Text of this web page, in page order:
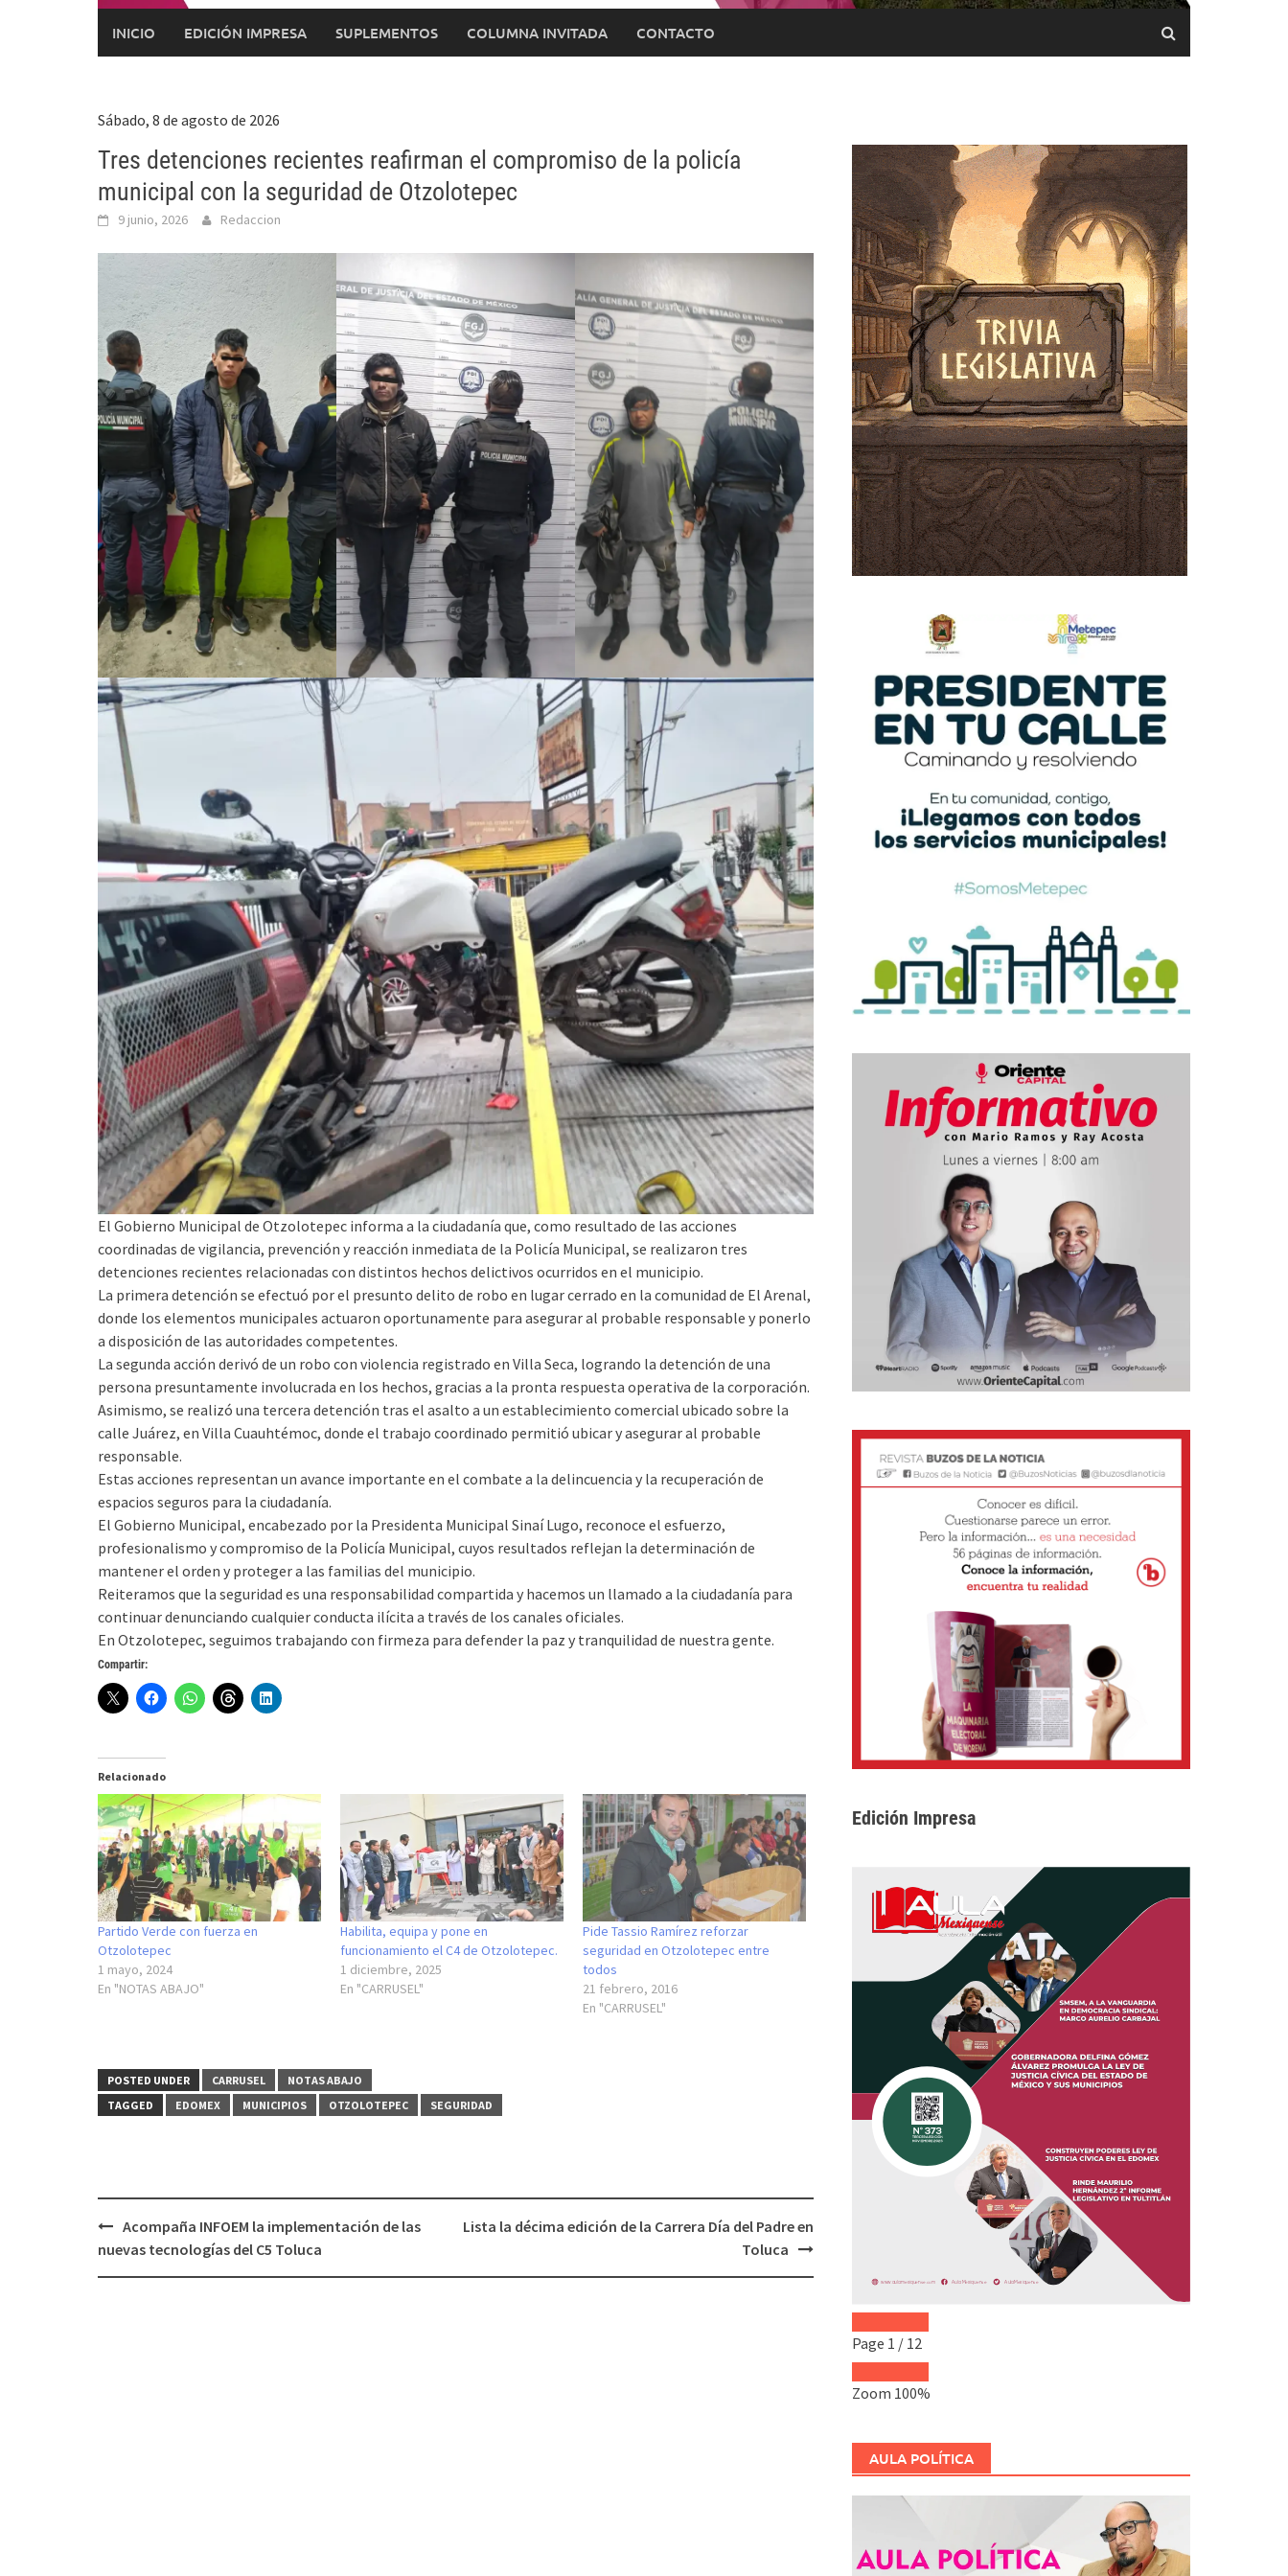
INICIO EDICIÓN IMPRESA SUPLEMENTOS COLUMNA INVITADA CONTACTO
Sábado, 8 de agosto de 2026
Tres detenciones recientes reafirman el compromiso de la policía
municipal con la seguridad de Otzolotepec
9 junio, 2026 Redaccion
El Gobierno Municipal de Otzolotepec informa a la ciudadanía que, como resultado de las acciones
coordinadas de vigilancia, prevención y reacción inmediata de la Policía Municipal, se realizaron tres
detenciones recientes relacionadas con distintos hechos delictivos ocurridos en el municipio.
La primera detención se efectuó por el presunto delito de robo en lugar cerrado en la comunidad de El Arenal,
donde los elementos municipales actuaron oportunamente para asegurar al probable responsable y ponerlo
a disposición de las autoridades competentes.
La segunda acción derivó de un robo con violencia registrado en Villa Seca, logrando la detención de una
persona presuntamente involucrada en los hechos, gracias a la pronta respuesta operativa de la corporación.
Asimismo, se realizó una tercera detención tras el asalto a un establecimiento comercial ubicado sobre la
calle Juárez, en Villa Cuauhtémoc, donde el trabajo coordinado permitió ubicar y asegurar al probable
responsable.
Estas acciones representan un avance importante en el combate a la delincuencia y la recuperación de
espacios seguros para la ciudadanía.
El Gobierno Municipal, encabezado por la Presidenta Municipal Sinaí Lugo, reconoce el esfuerzo,
profesionalismo y compromiso de la Policía Municipal, cuyos resultados reflejan la determinación de
mantener el orden y proteger a las familias del municipio.
Reiteramos que la seguridad es una responsabilidad compartida y hacemos un llamado a la ciudadanía para
continuar denunciando cualquier conducta ilícita a través de los canales oficiales.
En Otzolotepec, seguimos trabajando con firmeza para defender la paz y tranquilidad de nuestra gente.
Compartir:
Relacionado
Partido Verde con fuerza en
Otzolotepec
1 mayo, 2024
En "NOTAS ABAJO"
Habilita, equipa y pone en
funcionamiento el C4 de Otzolotepec.
1 diciembre, 2025
En "CARRUSEL"
Pide Tassio Ramírez reforzar
seguridad en Otzolotepec entre
todos
21 febrero, 2016
En "CARRUSEL"
POSTED UNDER CARRUSEL
NOTAS ABAJO
TAGGED
EDOMEX MUNICIPIOS OTZOLOTEPEC SEGURIDAD
Post
navigation
Acompaña INFOEM la implementación de las
nuevas tecnologías del C5 Toluca
Lista la décima edición de la Carrera Día del Padre en
Toluca
Edición Impresa
Page 1 / 12
Zoom 100%
AULA POLÍTICA